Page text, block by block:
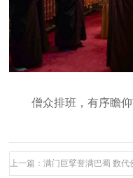
僧众排班，有序瞻